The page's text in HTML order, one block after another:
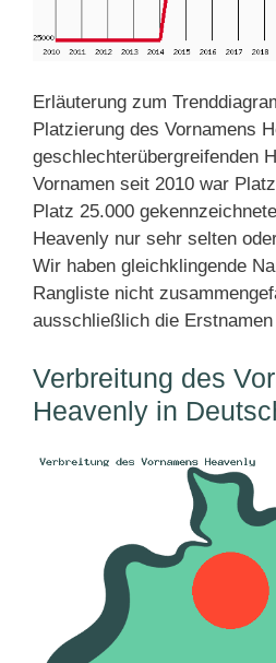
Erläuterung zum
Platzierung des Vornamens
geschlechterübergreifenden
Vornamen seit 2010 war
Platz 25.000
Heavenly nur sehr selten
Wir haben gleichklingende
Rangliste nicht
ausschließlich die
Verbreitung des
Heavenly in